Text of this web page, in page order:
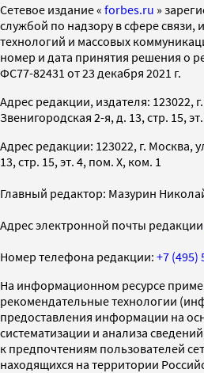
Cетевое издание « forbes.ru »
службой по надзору в сфере
технологий и массовых
номер и дата принятия решения о
ФС77-82431 от 23 декабря 2021 г.
Адрес редакции, издателя: 123022,
Звенигородская 2-я, д. 13, стр. 15,
Адрес редакции: 123022, г. Москва,
13, стр. 15, эт. 4, пом. X, ком. 1
Главный редактор: Мазурин
Адрес электронной почты
Номер телефона редакции: +7 (495)
На информационном ресурсе
рекомендательные технологии
предоставления информации на
систематизации и анализа
к предпочтениям пользователей
находящихся на территории